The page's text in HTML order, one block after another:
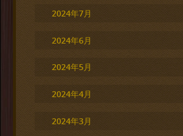
2024年7月
2024年6月
2024年5月
2024年4月
2024年3月